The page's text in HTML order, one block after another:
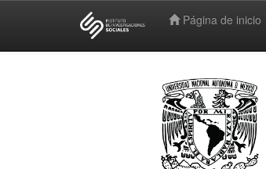
Página de inicio